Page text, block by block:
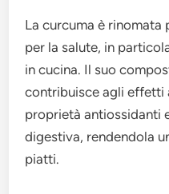
La curcuma è rinomata
per la salute, in
in cucina. Il suo
contribuisce agli effetti
proprietà antiossidanti
digestiva, rendendola
piatti.